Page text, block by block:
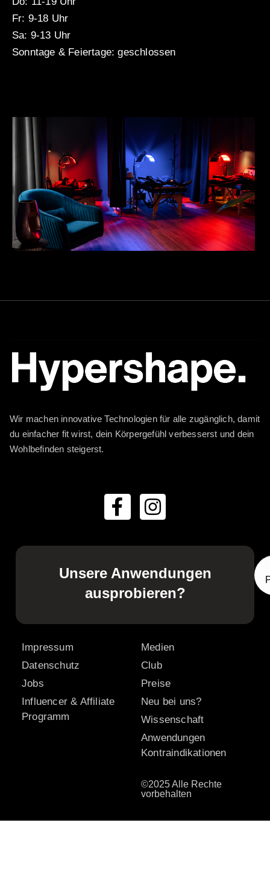
Fr: 9-18 Uhr
Sa: 9-13 Uhr
Sonntage & Feiertage: geschlossen
Wir machen innovative Technologien für alle zugänglich, damit
du einfacher fit wirst, dein Körpergefühl verbesserst und dein
Wohlbefinden steigerst.
Unsere Anwendungen
ausprobieren?
Impressum
Datenschutz
Jobs
Influencer & Affiliate
Programm
Medien
Club
Preise
Neu bei uns?
Wissenschaft
Anwendungen
Kontraindikationen
©2025 Alle Rechte
vorbehalten